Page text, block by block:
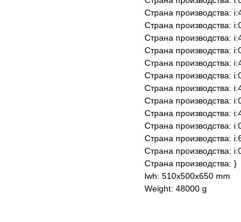
Страна производства:
Страна производства:
Страна производства:
Страна производства:
Страна производства:
Страна производства:
Страна производства:
Страна производства:
Страна производства:
Страна производства:
Страна производства:
Страна производства:
Страна производства: }
lwh: 510x500x650 mm
Weight: 48000 g